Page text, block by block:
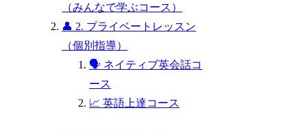
（みんなで学ぶコース）
👤 2. プライベートレッスン
（個別指導）
🗣 ネイティブ英会話コ
ース
📈 英語上達コース